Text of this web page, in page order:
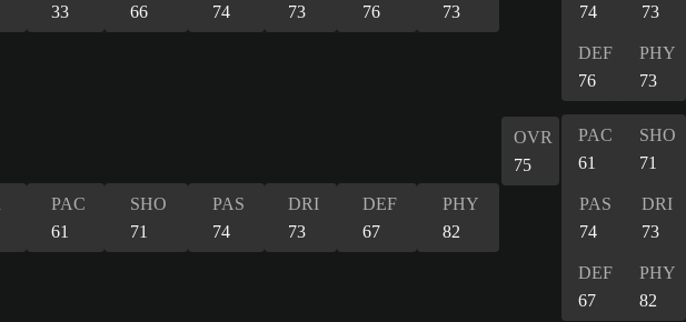
33
66
74
73
76
73
74
73
DEF
76
PHY
73
PAC
61
SHO
71
PAS
74
DRI
73
DEF
67
PHY
82
OVR
75
PAC
61
SHO
71
PAS
74
DRI
73
DEF
67
PHY
82